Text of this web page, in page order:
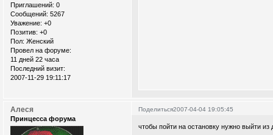
Приглашений: 0
Сообщений: 5267
Уважение: +0
Позитив: +0
Пол: Женский
Провел на форуме:
11 дней 22 часа
Последний визит:
2007-11-29 19:11:17
Поделиться2007-04-04 19:05:45
Алеся
Принцесса форума
чтобы пойти на остановку нужно выйти из